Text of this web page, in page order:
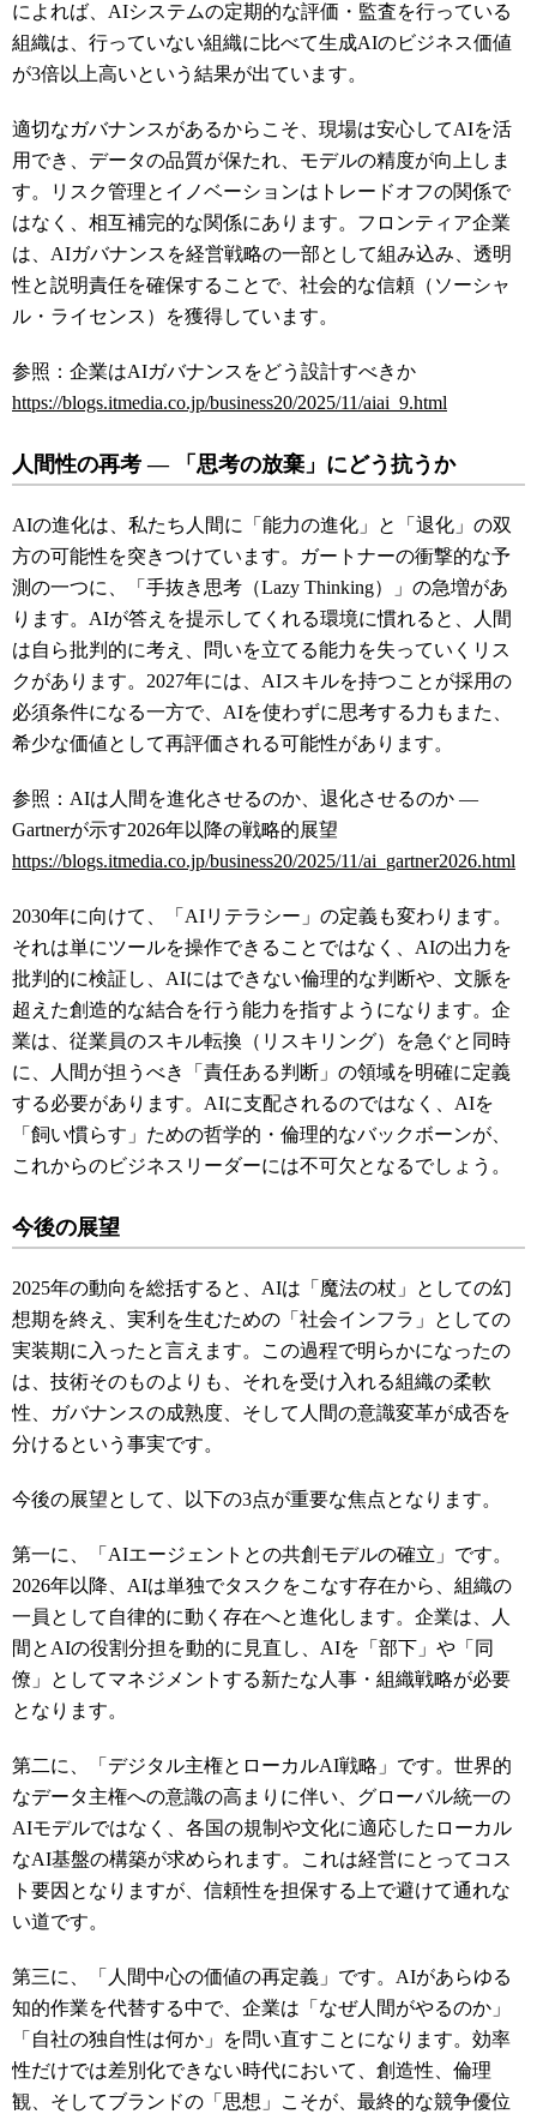
によれば、AIシステムの定期的な評価・監査を行っている
組織は、行っていない組織に比べて生成AIのビジネス価値
が3倍以上高いという結果が出ています。
適切なガバナンスがあるからこそ、現場は安心してAIを活
用でき、データの品質が保たれ、モデルの精度が向上しま
す。リスク管理とイノベーションはトレードオフの関係で
はなく、相互補完的な関係にあります。フロンティア企業
は、AIガバナンスを経営戦略の一部として組み込み、透明
性と説明責任を確保することで、社会的な信頼（ソーシャ
ル・ライセンス）を獲得しています。
参照：企業はAIガバナンスをどう設計すべきか
https://blogs.itmedia.co.jp/business20/2025/11/aiai_9.html
人間性の再考 ― 「思考の放棄」にどう抗うか
AIの進化は、私たち人間に「能力の進化」と「退化」の双
方の可能性を突きつけています。ガートナーの衝撃的な予
測の一つに、「手抜き思考（Lazy Thinking）」の急増があ
ります。AIが答えを提示してくれる環境に慣れると、人間
は自ら批判的に考え、問いを立てる能力を失っていくリス
クがあります。2027年には、AIスキルを持つことが採用の
必須条件になる一方で、AIを使わずに思考する力もまた、
希少な価値として再評価される可能性があります。
参照：AIは人間を進化させるのか、退化させるのか ―
Gartnerが示す2026年以降の戦略的展望
https://blogs.itmedia.co.jp/business20/2025/11/ai_gartner2026.html
2030年に向けて、「AIリテラシー」の定義も変わります。
それは単にツールを操作できることではなく、AIの出力を
批判的に検証し、AIにはできない倫理的な判断や、文脈を
超えた創造的な結合を行う能力を指すようになります。企
業は、従業員のスキル転換（リスキリング）を急ぐと同時
に、人間が担うべき「責任ある判断」の領域を明確に定義
する必要があります。AIに支配されるのではなく、AIを
「飼い慣らす」ための哲学的・倫理的なバックボーンが、
これからのビジネスリーダーには不可欠となるでしょう。
今後の展望
2025年の動向を総括すると、AIは「魔法の杖」としての幻
想期を終え、実利を生むための「社会インフラ」としての
実装期に入ったと言えます。この過程で明らかになったの
は、技術そのものよりも、それを受け入れる組織の柔軟
性、ガバナンスの成熟度、そして人間の意識変革が成否を
分けるという事実です。
今後の展望として、以下の3点が重要な焦点となります。
第一に、「AIエージェントとの共創モデルの確立」です。
2026年以降、AIは単独でタスクをこなす存在から、組織の
一員として自律的に動く存在へと進化します。企業は、人
間とAIの役割分担を動的に見直し、AIを「部下」や「同
僚」としてマネジメントする新たな人事・組織戦略が必要
となります。
第二に、「デジタル主権とローカルAI戦略」です。世界的
なデータ主権への意識の高まりに伴い、グローバル統一の
AIモデルではなく、各国の規制や文化に適応したローカル
なAI基盤の構築が求められます。これは経営にとってコス
ト要因となりますが、信頼性を担保する上で避けて通れな
い道です。
第三に、「人間中心の価値の再定義」です。AIがあらゆる
知的作業を代替する中で、企業は「なぜ人間がやるのか」
「自社の独自性は何か」を問い直すことになります。効率
性だけでは差別化できない時代において、創造性、倫理
観、そしてブランドの「思想」こそが、最終的な競争優位